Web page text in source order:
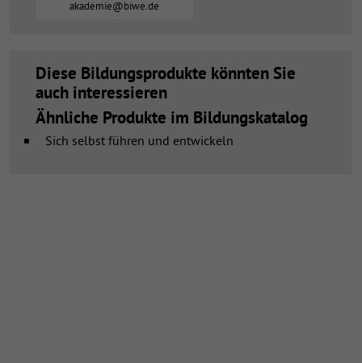
akademie@biwe.de
Diese Bildungsprodukte könnten Sie
auch interessieren
Ähnliche Produkte im Bildungskatalog
Sich selbst führen und entwickeln